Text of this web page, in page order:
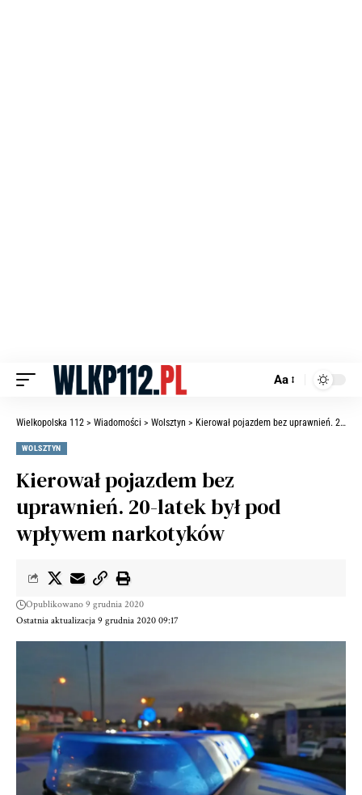
Aa
Wielkopolska 112 > Wiadomości > Wolsztyn > Kierował pojazdem bez uprawnień. 20-latek był pod wpływem narkotyków
WOLSZTYN
Kierował pojazdem bez
uprawnień. 20-latek był pod
wpływem narkotyków
Ostatnia aktualizacja 9 grudnia 2020 09:17
Opublikowano 9 grudnia 2020